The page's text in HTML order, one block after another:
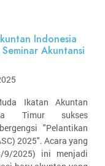
Indonesia
Akuntansi
Ikatan Akuntan
Timur sukses
"Pelantikan
2025". Acara yang
9/2025) ini menjadi